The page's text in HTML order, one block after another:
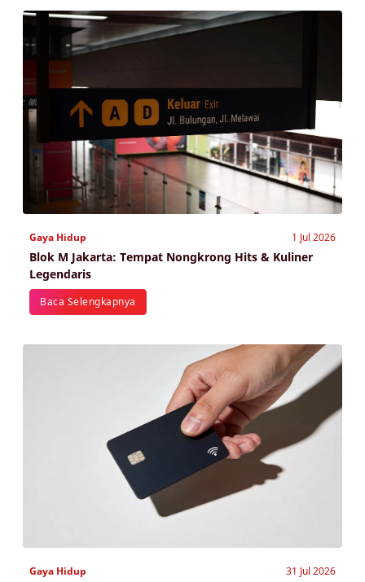
Gaya Hidup 1 Jul 2026
Blok M Jakarta: Tempat Nongkrong Hits & Kuliner
Legendaris
Baca Selengkapnya
Gaya Hidup 31 Jul 2026